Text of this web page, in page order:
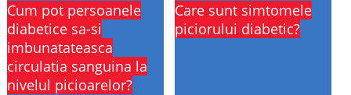
Cum pot persoanele
diabetice sa-si
imbunatateasca
circulatia sanguina la
nivelul picioarelor?
Care sunt simtomele
piciorului diabetic?